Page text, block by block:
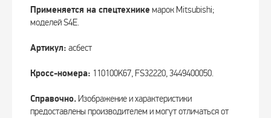
Применяется на спецтехнике марок Mitsubishi;
моделей S4E.
Артикул: асбест
Кросс-номера: 110100K67, FS32220, 3449400050.
Справочно.Изображение и характеристики
предоставлены производителем и могут отличаться от